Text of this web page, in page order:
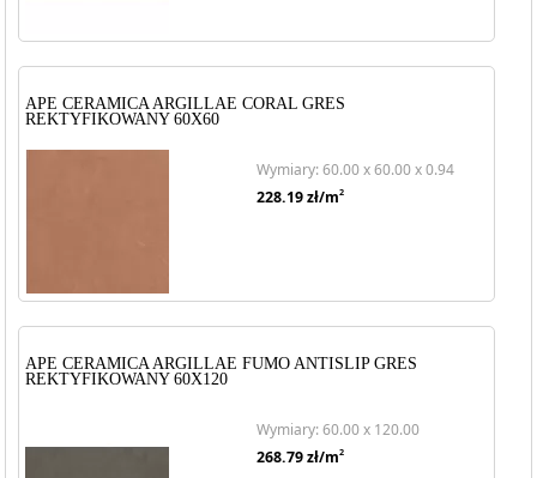
APE CERAMICA ARGILLAE CORAL GRES
REKTYFIKOWANY 60X60
Wymiary: 60.00 x 60.00 x 0.94
228.19zł/m2
APE CERAMICA ARGILLAE FUMO ANTISLIP GRES
REKTYFIKOWANY 60X120
Wymiary: 60.00 x 120.00
268.79zł/m2